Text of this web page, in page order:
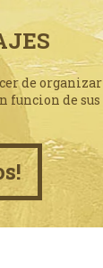
de organizar
funcion de sus